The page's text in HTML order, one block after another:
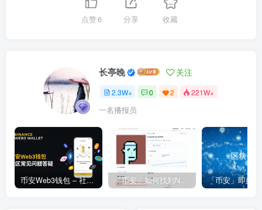
点赞6 分享 收藏
长亭晚 关注
2.3W+ 0 2 221W+
一名播报员
币安Web3钱包 – 社区常见问题答疑 「币安」如何找到NFT合约地址？